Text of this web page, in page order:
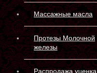
Массажные масла
Протезы Молочной
железы
Распродажа уценка